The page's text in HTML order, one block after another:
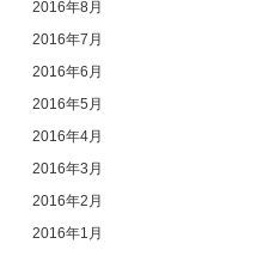
2016年8月
2016年7月
2016年6月
2016年5月
2016年4月
2016年3月
2016年2月
2016年1月